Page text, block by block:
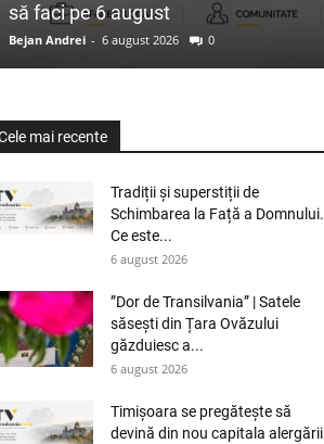
să faci pe 6 august
Bejan Andrei - 6 august 2026 0
mai recente
Tradiții și superstiții de
Schimbarea la Față a Domnului.
Ce este...
6 august 2026
”Dor de Transilvania” | Satele
săsești din Țara Ovăzului
găzduiesc a...
6 august 2026
Timișoara se pregătește să
devină din nou capitala alergării